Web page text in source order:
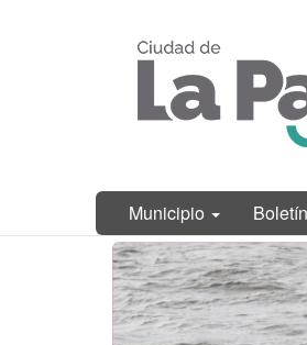
de La Paz,
Entre Ríos
Municipio
Contenido
principal